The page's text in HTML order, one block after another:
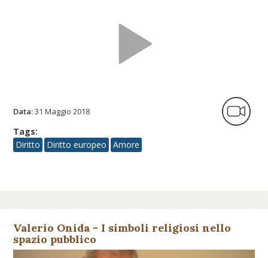
Data:31 Maggio 2018
Tags:
Diritto
Diritto europeo Amore
Valerio Onida - I simboli religiosi nello
spazio pubblico